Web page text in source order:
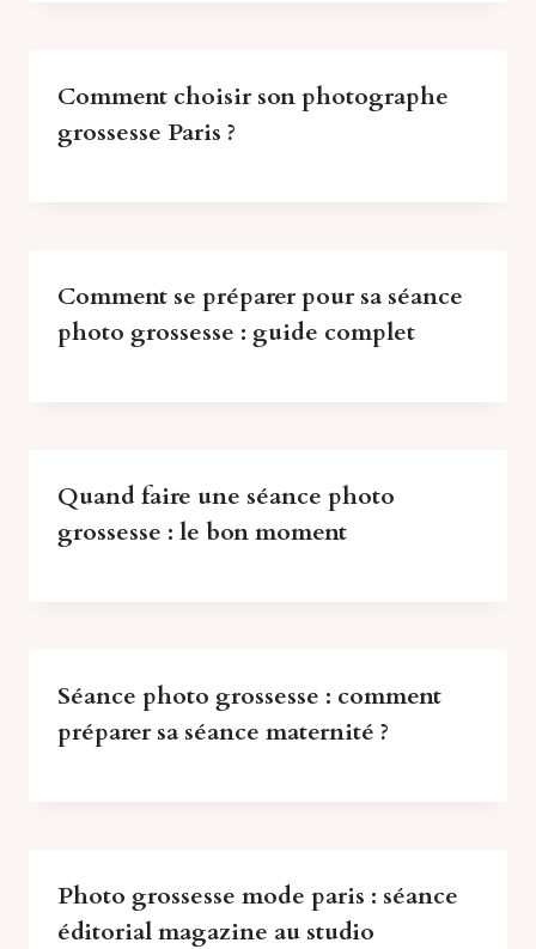
Comment choisir son photographe
grossesse Paris ?
Comment se préparer pour sa séance
photo grossesse : guide complet
Quand faire une séance photo
grossesse : le bon moment
Séance photo grossesse : comment
préparer sa séance maternité ?
Photo grossesse mode paris : séance
éditorial magazine au studio